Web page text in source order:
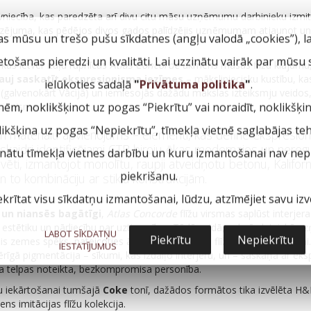
kas paredzēta arī divu citu māsu uzņēmumu darbinieku
kas pēdējos divos gados palīdzējis uzņēmumam atjaunot un
ietver itāļu rūpnīcas Atlas Concordeakmens masas flīžu
ļauj saskatīt ekspresionisma iezīmes– māksliniecisku kustību,
(galvenokārt Vācijā) un iemiesojās dažādu mākslas izteiksmju veidos,
stiliem.
materiālu apvienojums – elementi, kas definē
identificējami CTB biroju ēkas modernajos un
izmantojot monolītu, raupji atveidņotu betonu,
to kombināciju ar stikla konstrukcijām.
estētiku un pārliecību par uzticamību . Tādā veidā, saknēs latviskā
zemes spēks, pateicoties ārkārtīgi reālistiskai flīžu dizaina
pigmentācija – sīkumi, kas izdaiļo interjeru, un – saskaņā ar
telpas noteikta, bezkompromisa personība.
iekārtošanai tumšajā Coke tonī, dažādos formātos tika izvēlēta
imitācijas flīžu kolekcija.
mūsu un trešo pušu sīkdatnes (angļu valodā „cookies”),
pieredzi un kvalitāti. Lai uzzinātu vairāk par
ielūkoties sadaļā "Privātuma politika".
noklikšķinot uz pogas “Piekrītu” vai noraidīt,
uz pogas “Nepiekrītu”, tīmekļa vietnē saglabājas
tīmekļa vietnes darbību un kuru izmantošanai nav
piekrišanu.
visu sīkdatņu izmantošanai, lūdzu, atzīmējiet savu
LABOT SĪKDATŅU
IESTATĪJUMUS
Piekrītu Nepiekrītu